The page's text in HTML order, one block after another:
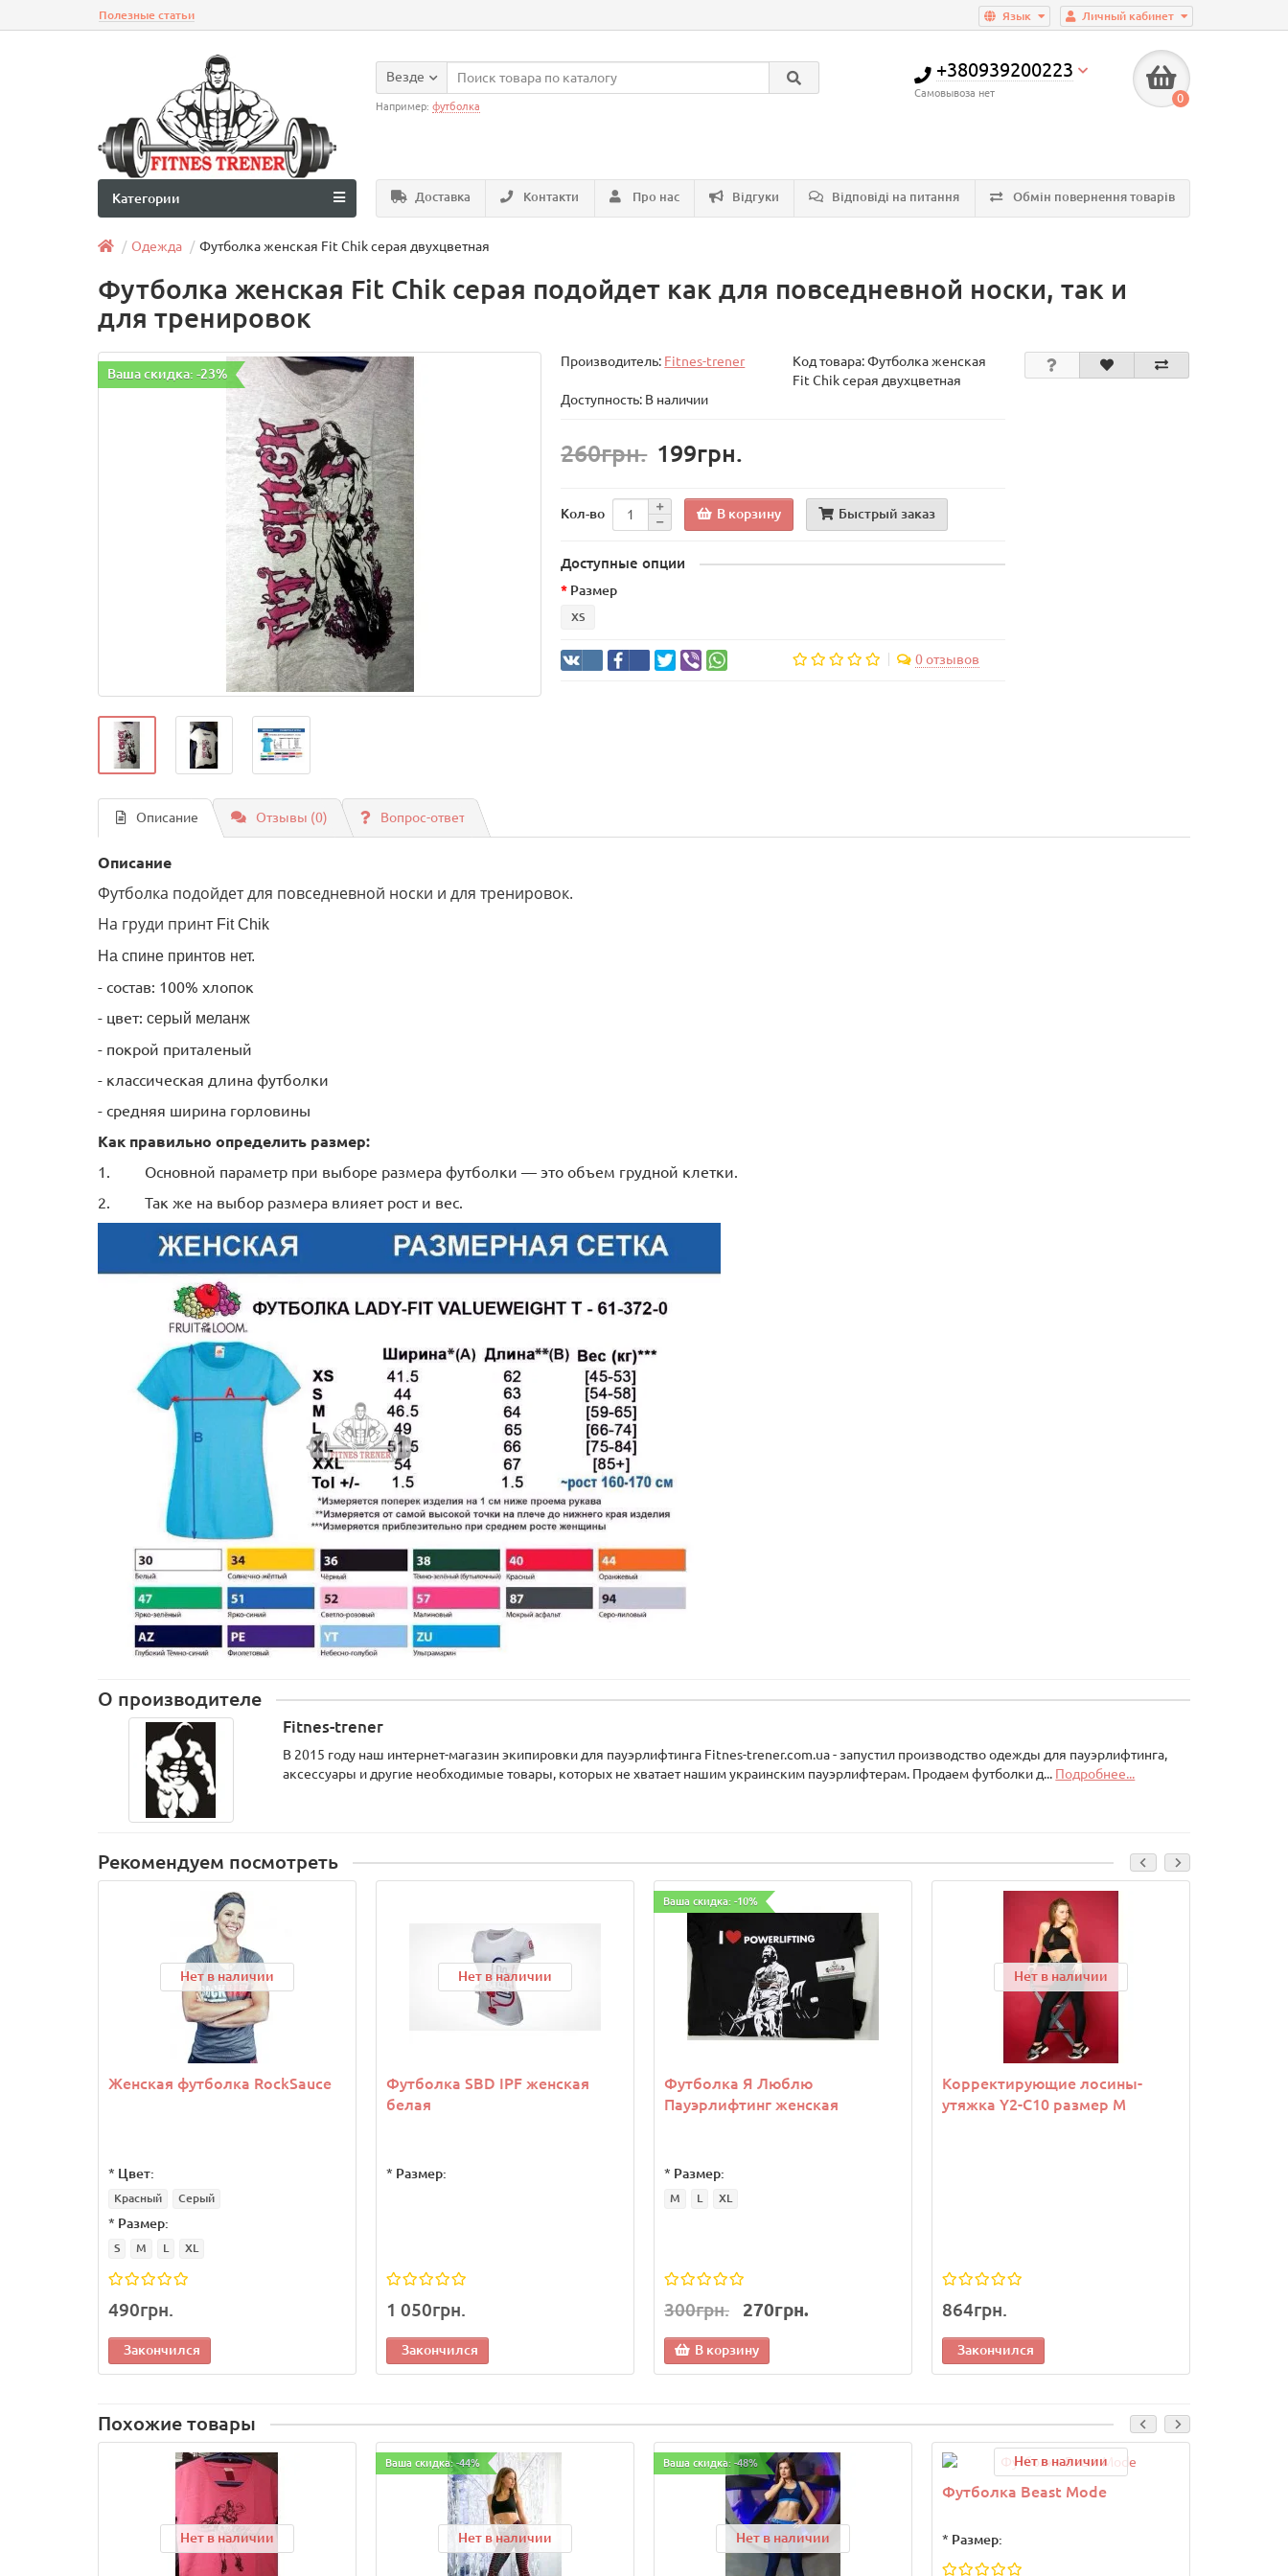
Личный кабинет
Язык
Полезные статьи
+380939200223
Самовывоза нет 0
Везде
Например: футболка
Доставка Контакти Про нас Відгуки Відповіді на питання Обмін повернення товарів
Категории
Одежда Футболка женская Fit Chik серая двухцветная
Футболка женская Fit Chik серая подойдет как для повседневной носки, так и
для тренировок
Ваша скидка: -23%
Производитель: Fitnes-trener Код товара:Футболка женская
Fit Chik серая двухцветная
Доступность: В наличии
260грн. 199грн.
Кол-во В корзину Быстрый заказ
Доступные опции
Размер
XS
0 отзывов
Описание Отзывы (0) Вопрос-ответ
Описание
Футболка подойдет для повседневной носки и для тренировок.
На груди принт Fit Chik
На спине принтов нет.
- состав: 100% хлопок
- цвет: серый меланж
- покрой приталеный
- классическая длина футболки
- средняя ширина горловины
Как правильно определить размер:
1.
Основной параметр при выборе размера футболки ― это объем грудной клетки.
2.
Так же на выбор размера влияет рост и вес.
О производителе
Fitnes-trener
В 2015 году наш интернет-магазин экипировки для пауэрлифтинга Fitnes-trener.com.ua - запустил производство одежды для пауэрлифтинга,
аксессуары и другие необходимые товары, которых не хватает нашим украинским пауэрлифтерам. Продаем футболки д... Подробнее...
Рекомендуем посмотреть
Нет в наличии
Женская футболка RockSauce
* Цвет:
Красный Серый
* Размер:
S M L XL
490грн.
Закончился
Нет в наличии
Футболка SBD IPF женская
белая
* Размер:
1 050грн.
Закончился
Ваша скидка: -10%
Футболка Я Люблю
Пауэрлифтинг женская
* Размер:
M L XL
300грн. 270грн.
В корзину
Нет в наличии
Корректирующие лосины-
утяжка Y2-C10 размер М
864грн.
Закончился
Похожие товары
Нет в наличии
Ваша скидка: -44%
Нет в наличии
Ваша скидка: -48%
Нет в наличии
Нет в наличии
Футболка Beast Mode
* Размер: